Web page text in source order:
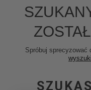
Spróbuj sprecyzować